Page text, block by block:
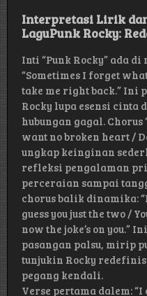
Interpretasi Lirik
LaguPunk Rocky:
Inti “Punk Rocky” ada
“Sometimes I forget
take me right back.” Ini
Rocky lupa esensi cinta
hubungan gagal.
want no broken heart /
ungkap keinginan
refleksi pengalaman
perceraian sampai
chorus balik dinamika:
guess you just the two /
now the joke’s on you.”
pasangan palsu, mirip
tunjukin Rocky
pegang kendali.
Verse pertama dalem: